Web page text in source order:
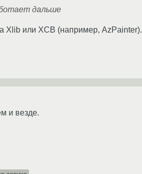
дальше
Xlib или XCB (например, AzPainter).
и везде.